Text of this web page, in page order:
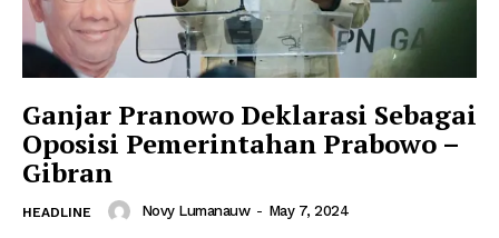
Ganjar Pranowo Deklarasi Sebagai
Oposisi Pemerintahan Prabowo –
Gibran
HEADLINE Novy Lumanauw - May 7, 2024